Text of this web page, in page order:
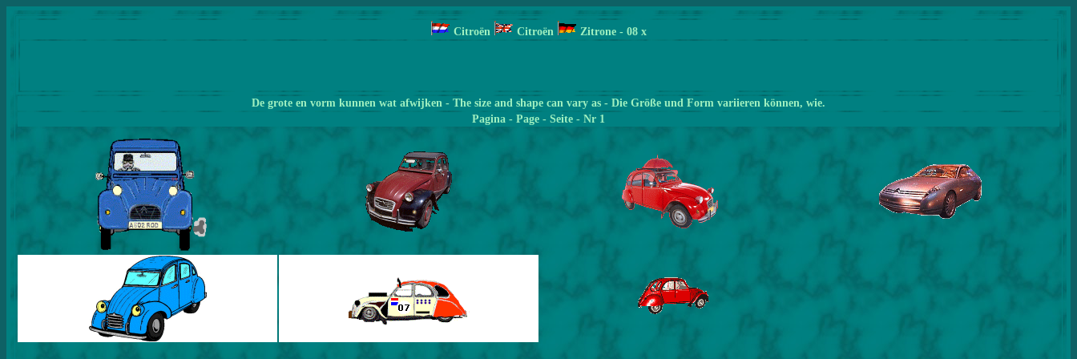
Citroën Citroën Zitrone - 08 x
De grote en vorm kunnen wat afwijken - The size and shape can vary as - Die Größe und Form variieren können, wie.
Pagina - Page - Seite - Nr 1